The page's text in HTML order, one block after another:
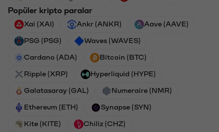
Popüler kripto paralar
Xai (XAI) Ankr (ANKR) Aave (AAVE)
PSG (PSG) Waves (WAVES)
Cardano (ADA) Bitcoin (BTC)
Ripple (XRP) Hyperliquid (HYPE)
Galatasaray (GAL) Numeraire (NMR)
Ethereum (ETH) Synapse (SYN)
Kite (KITE) Chiliz (CHZ)